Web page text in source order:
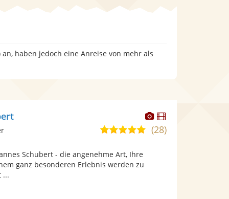
haben jedoch eine Anreise von mehr als
Dieser
Künstler
stellt
Dieser
Künstler
5,0(28)
Schubert - die angenehme Art, Ihre
ganz besonderen Erlebnis werden zu
...